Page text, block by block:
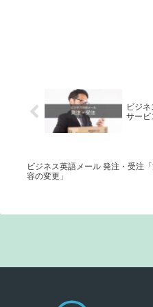
ビジ
サービ
ビジネス英語メール 発注・受注
容の変更」